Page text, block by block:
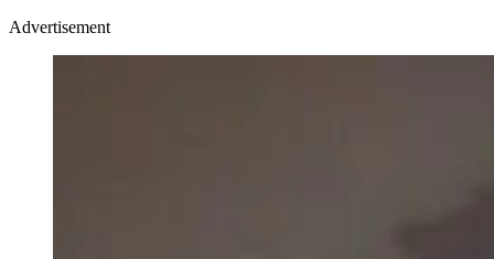
Advertisement